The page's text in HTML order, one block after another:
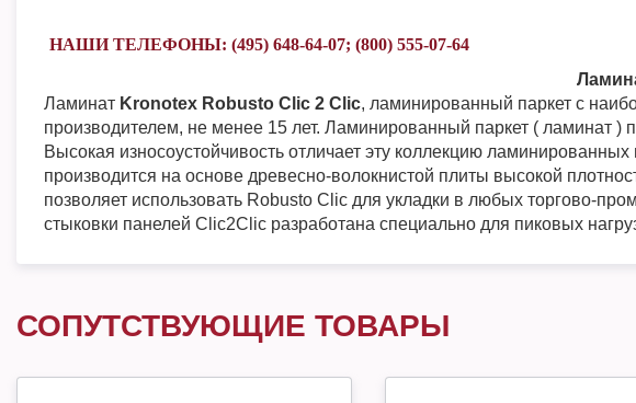
НАШИ ТЕЛЕФОНЫ: (495) 648-64-07; (800) 555-07-64
Ламинат Kronotex Robusto Clic 2 Clic, ламинированный паркет с
производителем, не менее 15 лет. Ламинированный паркет ( ламинат
Высокая износоустойчивость отличает эту коллекцию
производится на основе древесно-волокнистой плиты высокой
позволяет использовать Robusto Clic для укладки в любых торгово-
стыковки панелей Clic2Clic разработана специально для пиковых
СОПУТСТВУЮЩИЕ ТОВАРЫ